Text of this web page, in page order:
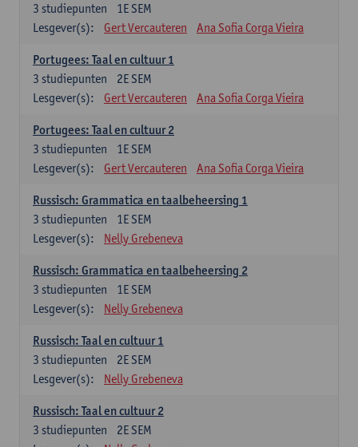
1E SEM
3 studiepunten
Lesgever(s):
Gert Vercauteren Ana Sofia Corga Vieira
Portugees: Taal en cultuur 1
2E SEM
3 studiepunten
Lesgever(s):
Gert Vercauteren Ana Sofia Corga Vieira
Portugees: Taal en cultuur 2
1E SEM
3 studiepunten
Lesgever(s):
Gert Vercauteren Ana Sofia Corga Vieira
Russisch: Grammatica en taalbeheersing 1
1E SEM
3 studiepunten
Lesgever(s):
Nelly Grebeneva
Russisch: Grammatica en taalbeheersing 2
1E SEM
3 studiepunten
Lesgever(s):
Nelly Grebeneva
Russisch: Taal en cultuur 1
2E SEM
3 studiepunten
Lesgever(s):
Nelly Grebeneva
Russisch: Taal en cultuur 2
2E SEM
3 studiepunten